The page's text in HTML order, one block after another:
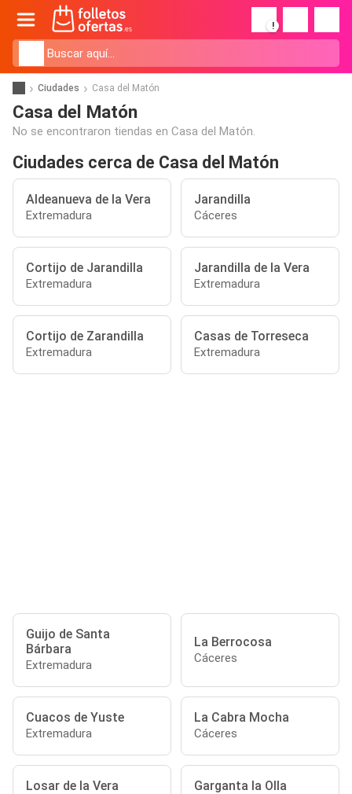
!
Ciudades Casa del Matón
Casa del Matón
No se encontraron tiendas en Casa del Matón.
Ciudades cerca de Casa del Matón
Aldeanueva de la Vera
Extremadura
Jarandilla
Cáceres
Cortijo de Jarandilla
Extremadura
Jarandilla de la Vera
Extremadura
Cortijo de Zarandilla
Extremadura
Casas de Torreseca
Extremadura
Guijo de Santa
Bárbara
Extremadura
La Berrocosa
Cáceres
Cuacos de Yuste
Extremadura
La Cabra Mocha
Cáceres
Losar de la Vera Garganta la Olla